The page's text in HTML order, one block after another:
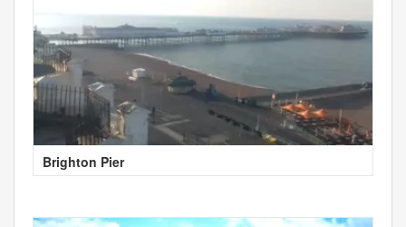
Brighton Pier